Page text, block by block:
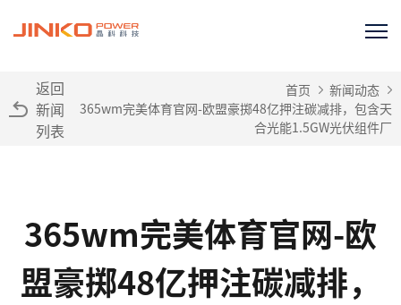
返回
新闻
列表
首页
新闻动态
365wm完美体育官网-欧盟豪掷48亿押注碳减排，包含天
合光能1.5GW光伏组件厂
365wm完美体育官网-欧
盟豪掷48亿押注碳减排，